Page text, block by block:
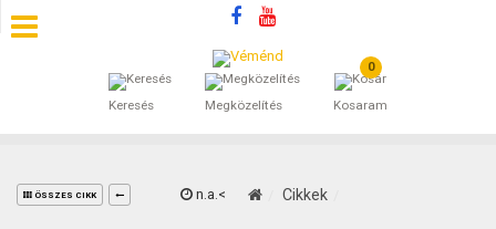
Keresés Megközelítés
0
Kosaram
SZÁLLÁSOK
ÁLTALÁNOS SZERZŐDÉSI FELTÉTELEK
ÖSSZES CIKK n.a.< Cikkek